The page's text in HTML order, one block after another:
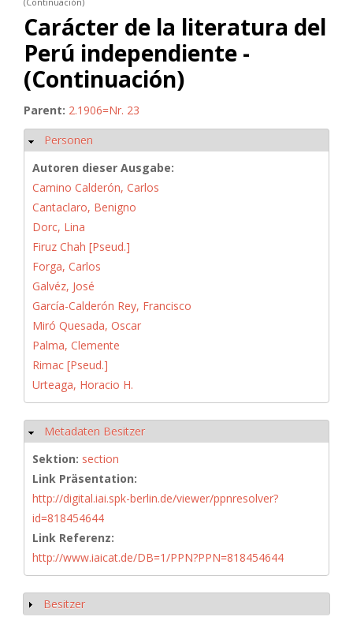
Carácter de la literatura del
Perú independiente -
(Continuación)
Parent: 2.1906=Nr. 23
Hide
Personen
Autoren dieser Ausgabe:
Camino Calderón, Carlos
Cantaclaro, Benigno
Dorc, Lina
Firuz Chah [Pseud.]
Forga, Carlos
Galvéz, José
García-Calderón Rey, Francisco
Miró Quesada, Oscar
Palma, Clemente
Rimac [Pseud.]
Urteaga, Horacio H.
Hide
Metadaten Besitzer
Sektion: section
Link Präsentation:
http://digital.iai.spk-berlin.de/viewer/ppnresolver?
id=818454644
Link Referenz:
http://www.iaicat.de/DB=1/PPN?PPN=818454644
Show
Besitzer